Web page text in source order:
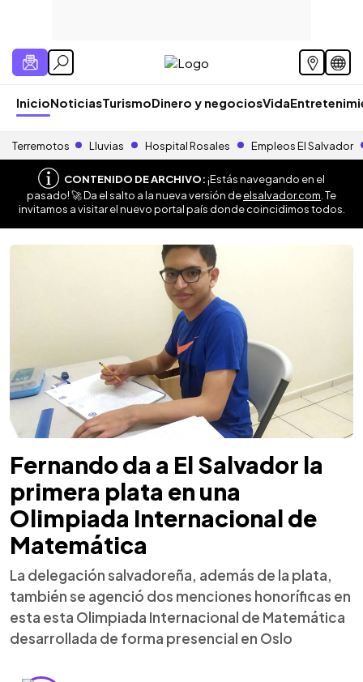
InicioNoticiasTurismoDinero y negociosVida
Terremotos Lluvias Hospital Rosales Empleos El Salvador
CONTENIDO DE ARCHIVO:¡Estás navegando en el
pasado! 🚀 Da el salto a la nueva versión deelsalvador.com . Te
invitamos a visitar el nuevo portal país donde coincidimos todos.
Fernando da a El Salvador la
primera plata en una
Olimpiada Internacional de
Matemática
La delegación salvadoreña, además de la plata,
también se agenció dos menciones honoríficas en
esta esta Olimpiada Internacional de Matemática
desarrollada de forma presencial en Oslo